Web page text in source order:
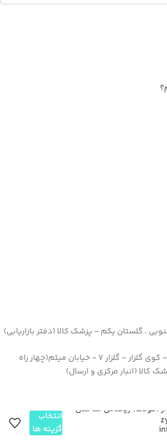
، گلستان یکم - پزشک کالا (دفتر بازاریابی)
اصفهان – بلوار کشاورز - کوی گلزار - گلزار 7 - خیابان میثم(چهار راه
کالا (انبار مرکزی و ارسال)
(کودک) زیکلاس مد مدل
انتخاب
گزینه ها